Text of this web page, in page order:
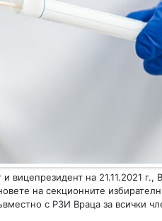
вицепрезидент на 21.11.2021
на секционните
с РЗИ Враца за всички